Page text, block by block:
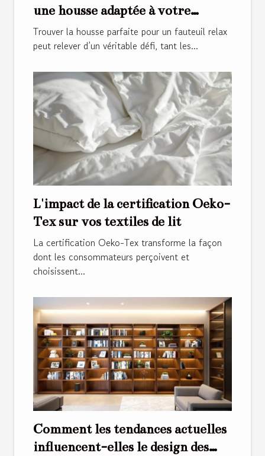
une housse adaptée à votre
fauteuil relax ?
Trouver la housse parfaite pour un fauteuil relax
peut relever d’un véritable défi, tant les...
L'impact de la certification Oeko-
Tex sur vos textiles de lit
La certification Oeko-Tex transforme la façon
dont les consommateurs perçoivent et
choisissent...
Comment les tendances actuelles
influencent-elles le design des